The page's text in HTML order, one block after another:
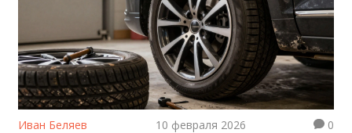
Иван Беляев 10 февраля 2026 0